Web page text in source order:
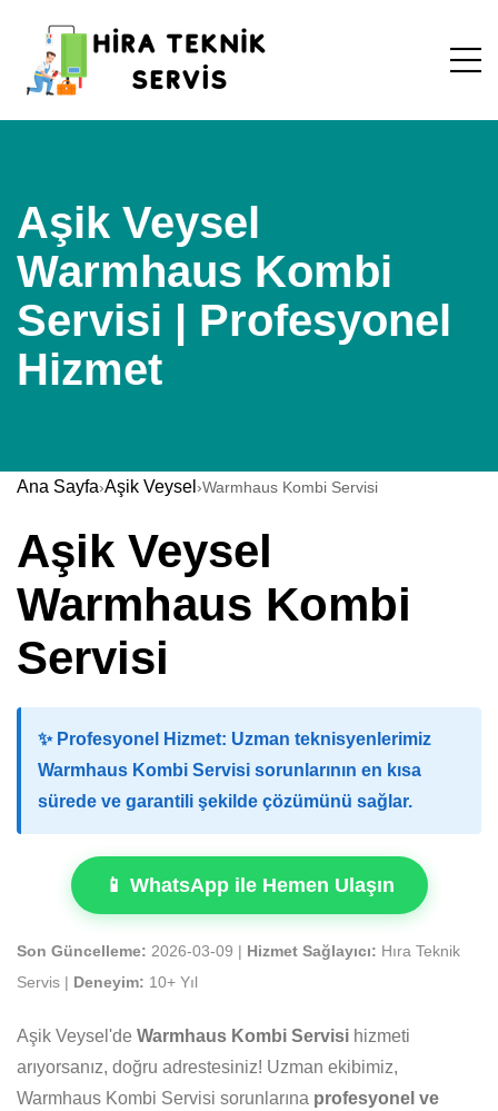
Aşik Veysel
Warmhaus Kombi
Servisi | Profesyonel
Hizmet
Ana Sayfa›Aşik Veysel ›Warmhaus Kombi Servisi
Aşik Veysel
Warmhaus Kombi
Servisi
✨ Profesyonel Hizmet: Uzman teknisyenlerimiz
Warmhaus Kombi Servisi sorunlarının en kısa
sürede ve garantili şekilde çözümünü sağlar.
📱 WhatsApp ile Hemen Ulaşın
Son Güncelleme: 2026-03-09 | Hizmet Sağlayıcı: Hıra Teknik
Servis |
Deneyim: 10+ Yıl
Aşik Veysel'de Warmhaus Kombi Servisi hizmeti
arıyorsanız, doğru adrestesiniz! Uzman ekibimiz,
Warmhaus Kombi Servisi sorunlarına profesyonel ve